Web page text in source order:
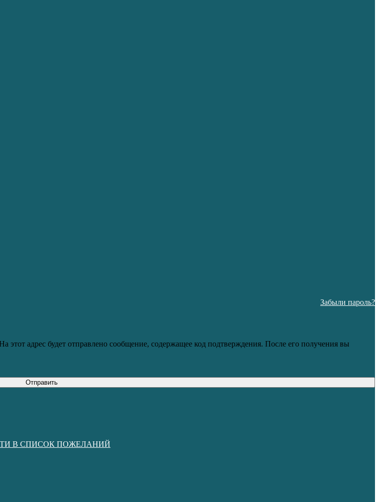
Забыли пароль?
адрес будет отправлено сообщение, содержащее код подтверждения. После его получения вы
Отправить
В СПИСОК ПОЖЕЛАНИЙ